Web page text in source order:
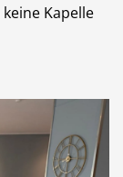
Kapelle